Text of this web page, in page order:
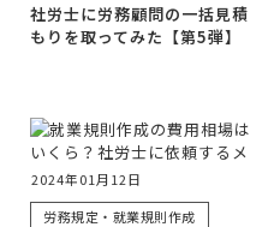
社労士に労務顧問の一括見積
もりを取ってみた【第5弾】
2024年01月12日
労務規定・就業規則作成